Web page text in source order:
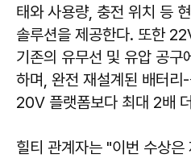
태와 사용량, 충전 위치 등
솔루션을 제공한다. 또한
기존의 유무선 및 유압 공구
하며, 완전 재설계된 배터
20V 플랫폼보다 최대 2배
힐티 관계자는 "이번 수상은